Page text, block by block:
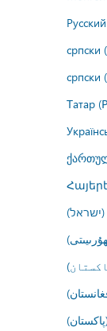
српски
српски
Татар